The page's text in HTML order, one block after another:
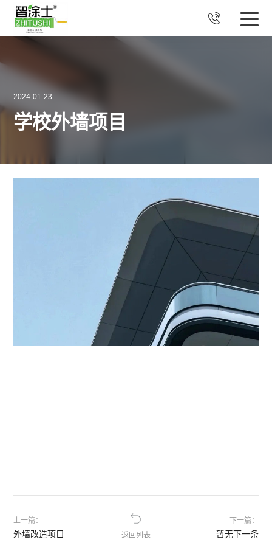

2024-01-23
学校外墙项目
上一篇：
外墙改造项目 返回列表
下一篇：
暂无下一条